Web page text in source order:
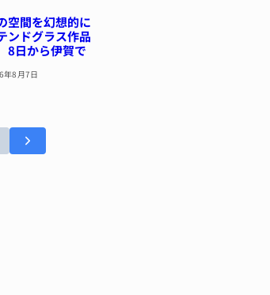
空間を幻想的に
ンドグラス作品
日から伊賀で
年8月7日